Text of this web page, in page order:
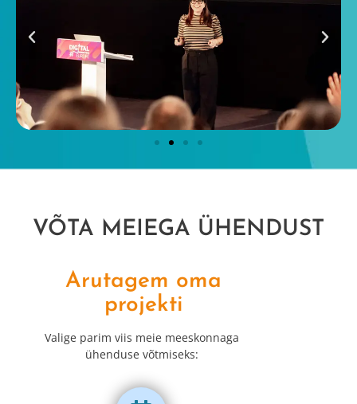
VÕTA MEIEGA ÜHENDUST
Arutagem oma
projekti
Valige parim viis meie meeskonnaga
ühenduse võtmiseks: